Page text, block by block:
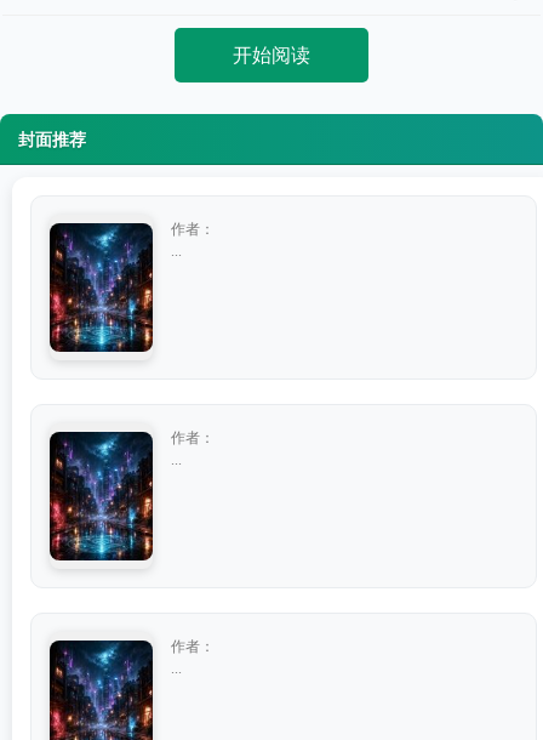
开始阅读
封面推荐
作者：
作者：
作者：